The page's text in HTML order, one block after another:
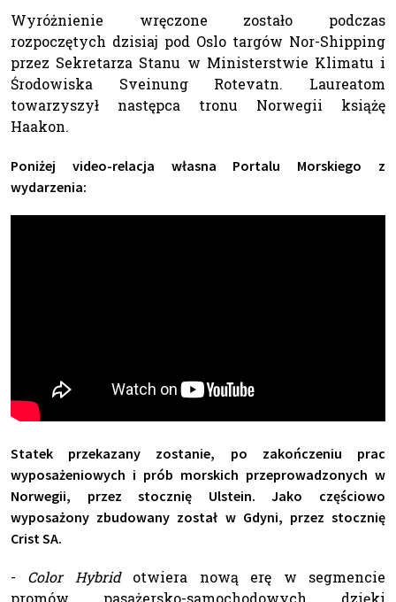
Wyróżnienie wręczone zostało podczas
rozpoczętych dzisiaj pod Oslo targów Nor-Shipping
przez Sekretarza Stanu w Ministerstwie Klimatu i
Środowiska Sveinung Rotevatn. Laureatom
towarzyszył następca tronu Norwegii książę
Haakon.
Poniżej video-relacja własna Portalu Morskiego z
wydarzenia:
Statek przekazany zostanie, po zakończeniu prac
wyposażeniowych i prób morskich przeprowadzonych w
Norwegii, przez stocznię Ulstein. Jako częściowo
wyposażony zbudowany został w Gdyni, przez stocznię
Crist SA.
- Color Hybridotwiera nową erę w segmencie
promów pasażersko-samochodowych dzięki